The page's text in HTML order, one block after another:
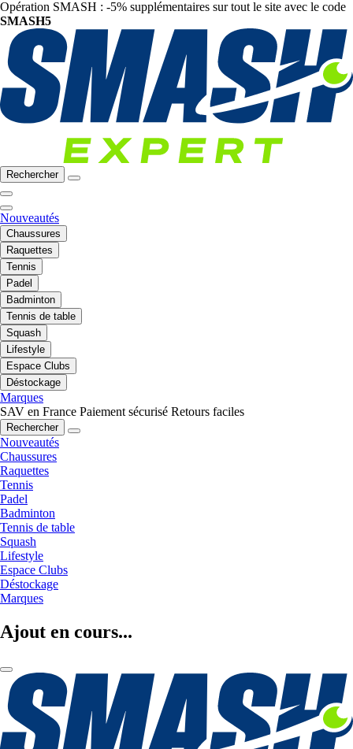
Opération SMASH : -5% supplémentaires sur tout le site avec le code
SMASH5
Rechercher
Nouveautés
Chaussures
Raquettes
Tennis
Padel
Badminton
Tennis de table
Squash
Lifestyle
Espace Clubs
Déstockage
Marques
SAV en France Paiement sécurisé Retours faciles
Rechercher
Nouveautés
Chaussures
Raquettes
Tennis
Padel
Badminton
Tennis de table
Squash
Lifestyle
Espace Clubs
Déstockage
Marques
Ajout en cours...